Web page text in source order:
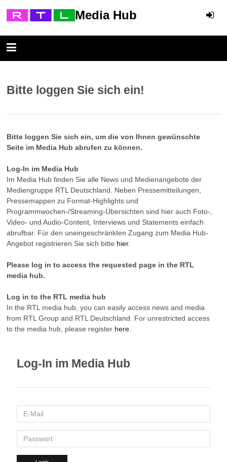
Media Hub
Bitte loggen Sie sich ein!
Bitte loggen Sie sich ein, um die von Ihnen gewünschte
Seite im Media Hub abrufen zu können.
Log-In im Media Hub
Im Media Hub finden Sie alle News und Medienangebote der
Mediengruppe RTL Deutschland. Neben Pressemitteilungen,
Pressemappen zu Format-Highlights und
Programmwochen-/Streaming-Übersichten sind hier auch Foto-,
Video- und Audio-Content, Interviews und Statements einfach
abrufbar. Für den uneingeschränkten Zugang zum Media Hub-
Angebot registrieren Sie sich bitte hier.
Please log in to access the requested page in the RTL
media hub.
Log in to the RTL media hub
In the RTL media hub, you can easily access news and media
from RTL Group and RTL Deutschland. For unrestricted access
to the media hub, please register here
Log-In im Media Hub